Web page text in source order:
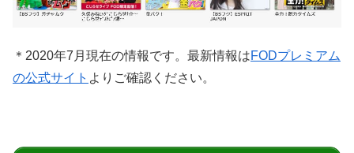
＊2020年7月現在の情報です。最新情報はFODプレミアム
の公式サイト よりご確認ください。